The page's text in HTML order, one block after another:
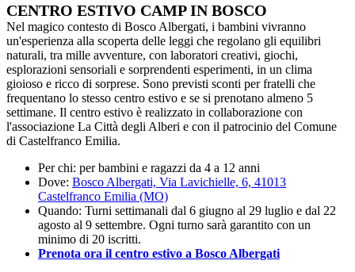
CENTRO ESTIVO CAMP IN BOSCO
Nel magico contesto di Bosco Albergati, i bambini vivranno
un'esperienza alla scoperta delle leggi che regolano gli equilibri
naturali, tra mille avventure, con laboratori creativi, giochi,
esplorazioni sensoriali e sorprendenti esperimenti, in un clima
gioioso e ricco di sorprese. Sono previsti sconti per fratelli che
frequentano lo stesso centro estivo e se si prenotano almeno 5
settimane. Il centro estivo è realizzato in collaborazione con
l'associazione La Città degli Alberi e con il patrocinio del Comune
di Castelfranco Emilia.
Per chi: per bambini e ragazzi da 4 a 12 anni
Dove: Bosco Albergati, Via Lavichielle, 6, 41013
Castelfranco Emilia (MO)
Quando: Turni settimanali dal 6 giugno al 29 luglio e dal 22
agosto al 9 settembre. Ogni turno sarà garantito con un
minimo di 20 iscritti.
Prenota ora il centro estivo a Bosco Albergati